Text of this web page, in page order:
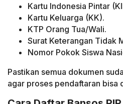
Kartu Indonesia Pintar
Kartu Keluarga (KK).
KTP Orang Tua/Wali.
Surat Keterangan Tidak
Nomor Pokok Siswa
Pastikan semua dokumen
agar proses pendaftaran bisa